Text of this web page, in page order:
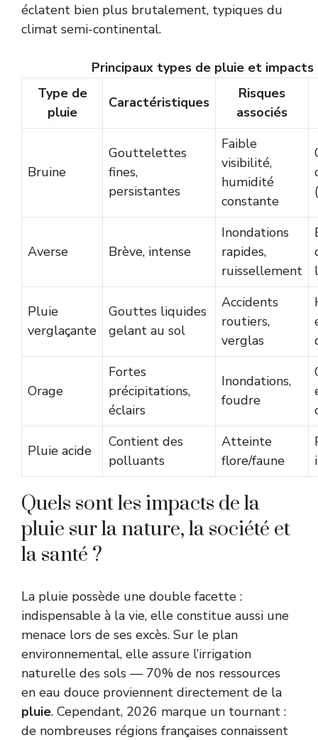
éclatent bien plus brutalement, typiques du
climat semi-continental.
Principaux types de pluie et impacts
Type de
pluie
Caractéristiques
Risques
associés
Bruine
Gouttelettes
fines,
persistantes
Faible
visibilité,
humidité
constante
Averse Brève, intense
Inondations
rapides,
ruissellement
Pluie
verglaçante
Gouttes liquides
gelant au sol
Accidents
routiers,
verglas
Orage
Fortes
précipitations,
éclairs
Inondations,
foudre
Pluie acide
Contient des
polluants
Atteinte
flore/faune
Quels sont les impacts de la
pluie sur la nature, la société et
la santé ?
La pluie possède une double facette :
indispensable à la vie, elle constitue aussi une
menace lors de ses excès. Sur le plan
environnemental, elle assure l’irrigation
naturelle des sols — 70% de nos ressources
en eau douce proviennent directement de la
pluie. Cependant, 2026 marque un tournant :
de nombreuses régions françaises connaissent